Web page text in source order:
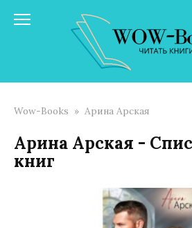
Wow-Books » Арина Арская
Арина Арская -
книг